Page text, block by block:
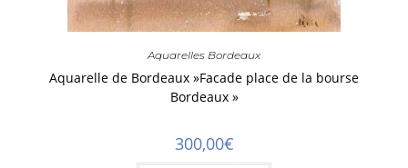
Aquarelles Bordeaux
Aquarelle de Bordeaux »Facade place de la bourse
Bordeaux »
300,00€